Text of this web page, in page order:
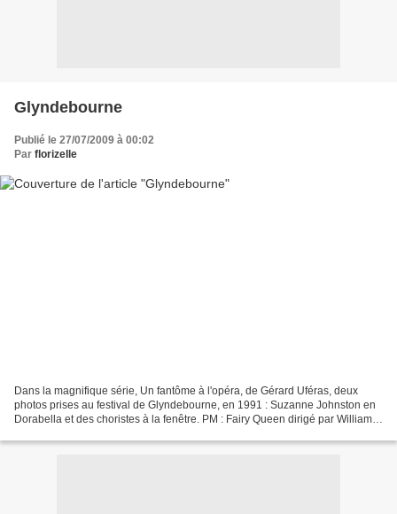
Glyndebourne
Publié le 27/07/2009 à 00:02
Par florizelle
Dans la magnifique série, Un fantôme à l'opéra, de Gérard Uféras, deux
photos prises au festival de Glyndebourne, en 1991 : Suzanne Johnston en
Dorabella et des choristes à la fenêtre. PM : Fairy Queen dirigé par William